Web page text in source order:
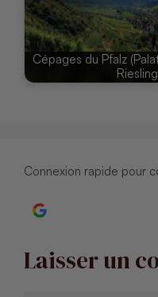
Cépages du Pfalz
Connexion rapide pour
Laisser un